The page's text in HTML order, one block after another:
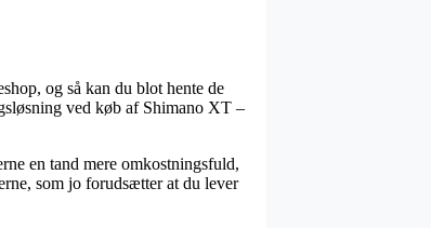
og så kan du blot hente de
ved køb af Shimano XT –
en tand mere omkostningsfuld,
som jo forudsætter at du lever